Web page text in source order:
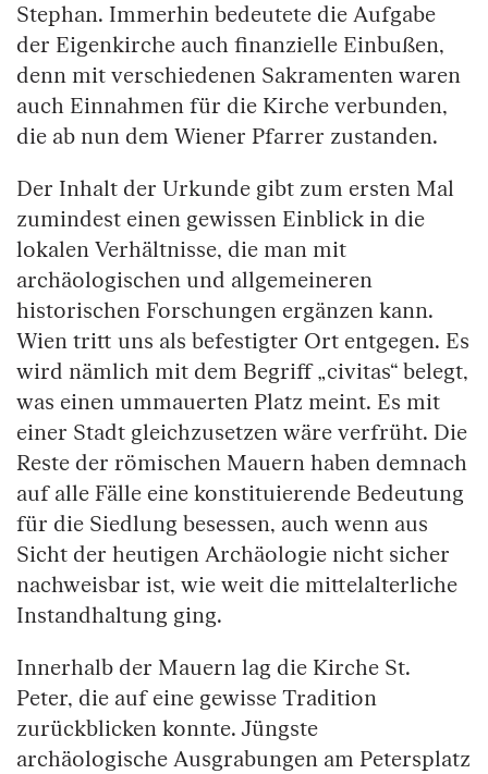
Stephan. Immerhin bedeutete die Aufgabe
der Eigenkirche auch finanzielle Einbußen,
denn mit verschiedenen Sakramenten waren
auch Einnahmen für die Kirche verbunden,
die ab nun dem Wiener Pfarrer zustanden.
Der Inhalt der Urkunde gibt zum ersten Mal
zumindest einen gewissen Einblick in die
lokalen Verhältnisse, die man mit
archäologischen und allgemeineren
historischen Forschungen ergänzen kann.
Wien tritt uns als befestigter Ort entgegen. Es
wird nämlich mit dem Begriff „civitas“ belegt,
was einen ummauerten Platz meint. Es mit
einer Stadt gleichzusetzen wäre verfrüht. Die
Reste der römischen Mauern haben demnach
auf alle Fälle eine konstituierende Bedeutung
für die Siedlung besessen, auch wenn aus
Sicht der heutigen Archäologie nicht sicher
nachweisbar ist, wie weit die mittelalterliche
Instandhaltung ging.
Innerhalb der Mauern lag die Kirche St.
Peter, die auf eine gewisse Tradition
zurückblicken konnte. Jüngste
archäologische Ausgrabungen am Petersplatz